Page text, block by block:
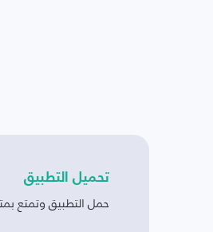
تحميل التطبيق
حمل التطبيق وتمتع